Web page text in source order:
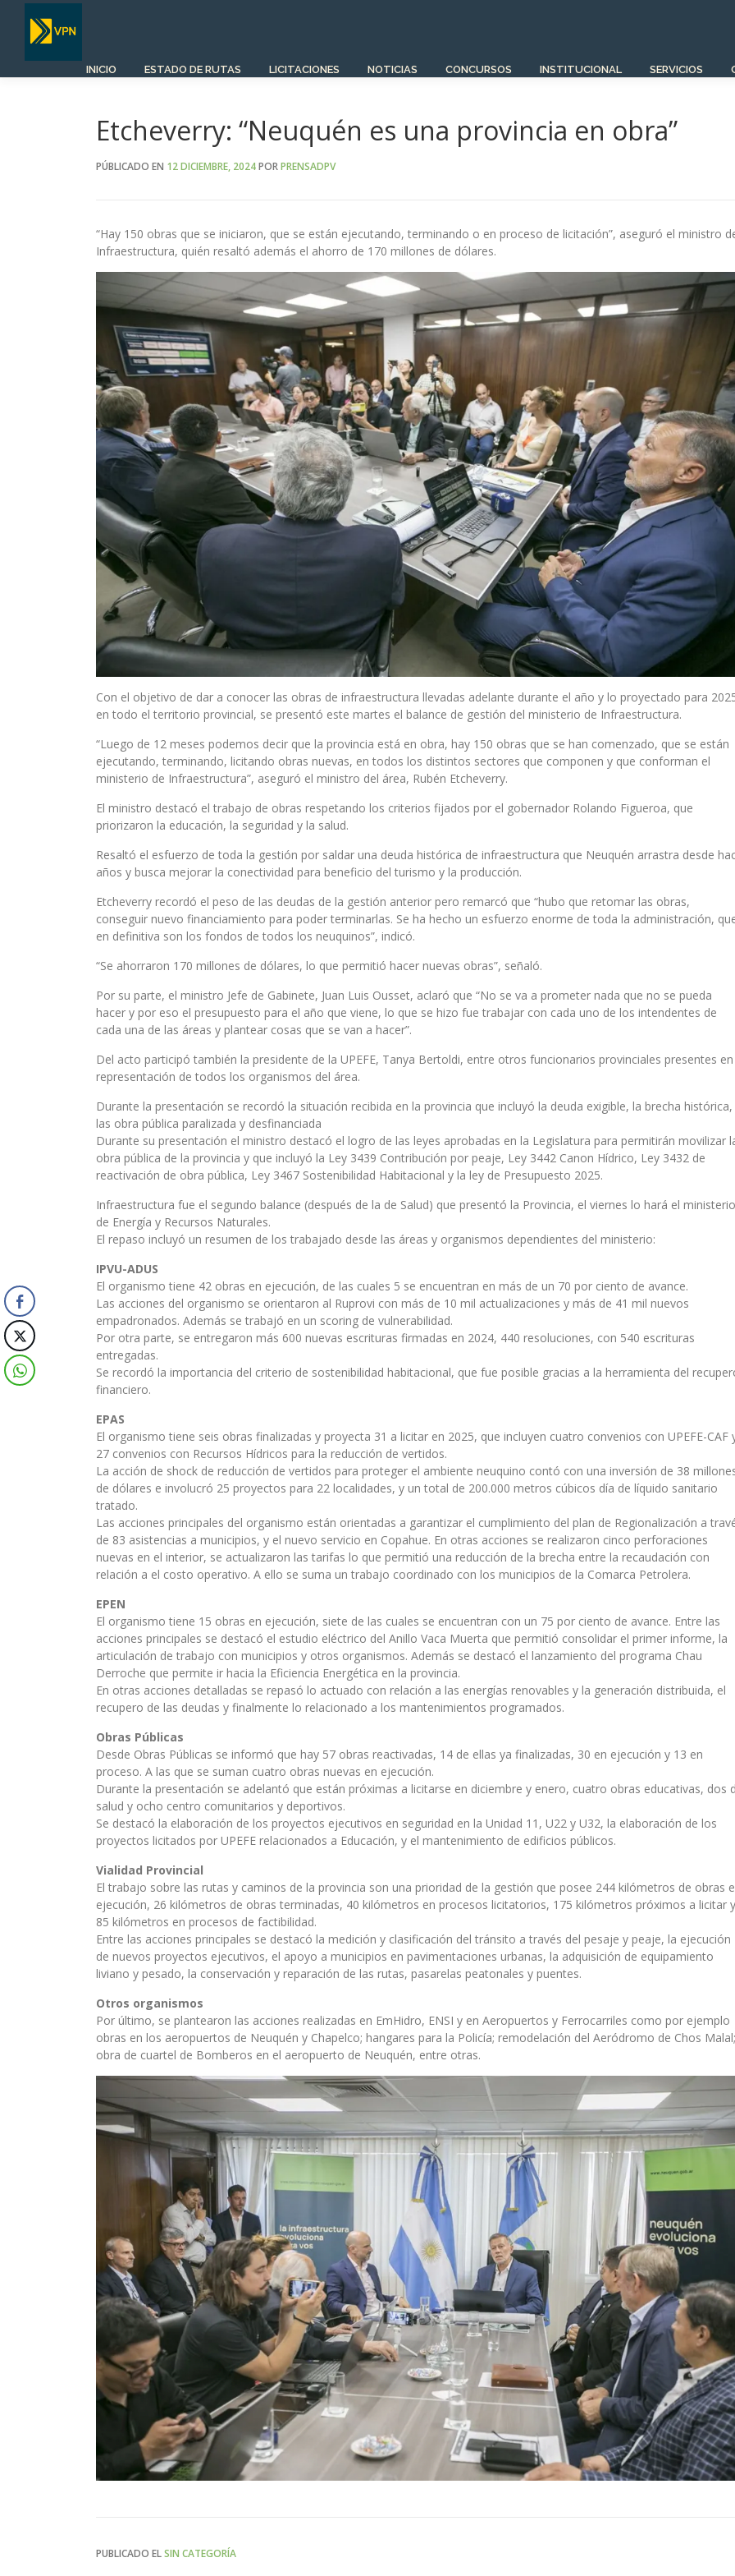
Saltar
contenido
INICIO ESTADO DE RUTAS LICITACIONES NOTICIAS CONCURSOS INSTITUCIONAL SERVICIOS
Etcheverry: “Neuquén es una provincia en obra”
PÚBLICADO EN 12 DICIEMBRE, 2024PORPRENSADPV
“Hay 150 obras que se iniciaron, que se están ejecutando, terminando o en proceso de licitación”, aseguró el ministro
Infraestructura, quién resaltó además el ahorro de 170 millones de dólares.
Con el objetivo de dar a conocer las obras de infraestructura llevadas adelante durante el año y lo proyectado para
en todo el territorio provincial, se presentó este martes el balance de gestión del ministerio de Infraestructura.
“Luego de 12 meses podemos decir que la provincia está en obra, hay 150 obras que se han comenzado, que se están
ejecutando, terminando, licitando obras nuevas, en todos los distintos sectores que componen y que conforman el
ministerio de Infraestructura”, aseguró el ministro del área, Rubén Etcheverry.
El ministro destacó el trabajo de obras respetando los criterios fijados por el gobernador Rolando Figueroa, que
priorizaron la educación, la seguridad y la salud.
Resaltó el esfuerzo de toda la gestión por saldar una deuda histórica de infraestructura que Neuquén arrastra desde
años y busca mejorar la conectividad para beneficio del turismo y la producción.
Etcheverry recordó el peso de las deudas de la gestión anterior pero remarcó que “hubo que retomar las obras,
conseguir nuevo financiamiento para poder terminarlas. Se ha hecho un esfuerzo enorme de toda la administración,
en definitiva son los fondos de todos los neuquinos”, indicó.
“Se ahorraron 170 millones de dólares, lo que permitió hacer nuevas obras”, señaló.
Por su parte, el ministro Jefe de Gabinete, Juan Luis Ousset, aclaró que “No se va a prometer nada que no se pueda
hacer y por eso el presupuesto para el año que viene, lo que se hizo fue trabajar con cada uno de los intendentes de
cada una de las áreas y plantear cosas que se van a hacer”.
Del acto participó también la presidente de la UPEFE, Tanya Bertoldi, entre otros funcionarios provinciales presentes en
representación de todos los organismos del área.
Durante la presentación se recordó la situación recibida en la provincia que incluyó la deuda exigible, la brecha histórica,
las obra pública paralizada y desfinanciada
Durante su presentación el ministro destacó el logro de las leyes aprobadas en la Legislatura para permitirán movilizar
obra pública de la provincia y que incluyó la Ley 3439 Contribución por peaje, Ley 3442 Canon Hídrico, Ley 3432 de
reactivación de obra pública, Ley 3467 Sostenibilidad Habitacional y la ley de Presupuesto 2025.
Infraestructura fue el segundo balance (después de la de Salud) que presentó la Provincia, el viernes lo hará el ministerio
de Energía y Recursos Naturales.
El repaso incluyó un resumen de los trabajado desde las áreas y organismos dependientes del ministerio:
IPVU-ADUS
El organismo tiene 42 obras en ejecución, de las cuales 5 se encuentran en más de un 70 por ciento de avance.
Las acciones del organismo se orientaron al Ruprovi con más de 10 mil actualizaciones y más de 41 mil nuevos
empadronados. Además se trabajó en un scoring de vulnerabilidad.
Por otra parte, se entregaron más 600 nuevas escrituras firmadas en 2024, 440 resoluciones, con 540 escrituras
entregadas.
Se recordó la importancia del criterio de sostenibilidad habitacional, que fue posible gracias a la herramienta del
financiero.
EPAS
El organismo tiene seis obras finalizadas y proyecta 31 a licitar en 2025, que incluyen cuatro convenios con UPEFE-CAF
27 convenios con Recursos Hídricos para la reducción de vertidos.
La acción de shock de reducción de vertidos para proteger el ambiente neuquino contó con una inversión de 38
de dólares e involucró 25 proyectos para 22 localidades, y un total de 200.000 metros cúbicos día de líquido sanitario
tratado.
Las acciones principales del organismo están orientadas a garantizar el cumplimiento del plan de Regionalización a
de 83 asistencias a municipios, y el nuevo servicio en Copahue. En otras acciones se realizaron cinco perforaciones
nuevas en el interior, se actualizaron las tarifas lo que permitió una reducción de la brecha entre la recaudación con
relación a el costo operativo. A ello se suma un trabajo coordinado con los municipios de la Comarca Petrolera.
EPEN
El organismo tiene 15 obras en ejecución, siete de las cuales se encuentran con un 75 por ciento de avance. Entre las
acciones principales se destacó el estudio eléctrico del Anillo Vaca Muerta que permitió consolidar el primer informe, la
articulación de trabajo con municipios y otros organismos. Además se destacó el lanzamiento del programa Chau
Derroche que permite ir hacia la Eficiencia Energética en la provincia.
En otras acciones detalladas se repasó lo actuado con relación a las energías renovables y la generación distribuida, el
recupero de las deudas y finalmente lo relacionado a los mantenimientos programados.
Obras Públicas
Desde Obras Públicas se informó que hay 57 obras reactivadas, 14 de ellas ya finalizadas, 30 en ejecución y 13 en
proceso. A las que se suman cuatro obras nuevas en ejecución.
Durante la presentación se adelantó que están próximas a licitarse en diciembre y enero, cuatro obras educativas, dos
salud y ocho centro comunitarios y deportivos.
Se destacó la elaboración de los proyectos ejecutivos en seguridad en la Unidad 11, U22 y U32, la elaboración de los
proyectos licitados por UPEFE relacionados a Educación, y el mantenimiento de edificios públicos.
Vialidad Provincial
El trabajo sobre las rutas y caminos de la provincia son una prioridad de la gestión que posee 244 kilómetros de obras
ejecución, 26 kilómetros de obras terminadas, 40 kilómetros en procesos licitatorios, 175 kilómetros próximos a licitar y
85 kilómetros en procesos de factibilidad.
Entre las acciones principales se destacó la medición y clasificación del tránsito a través del pesaje y peaje, la ejecución
de nuevos proyectos ejecutivos, el apoyo a municipios en pavimentaciones urbanas, la adquisición de equipamiento
liviano y pesado, la conservación y reparación de las rutas, pasarelas peatonales y puentes.
Otros organismos
Por último, se plantearon las acciones realizadas en EmHidro, ENSI y en Aeropuertos y Ferrocarriles como por ejemplo
obras en los aeropuertos de Neuquén y Chapelco; hangares para la Policía; remodelación del Aeródromo de Chos Malal;
obra de cuartel de Bomberos en el aeropuerto de Neuquén, entre otras.
PUBLICADO ELSIN CATEGORÍA